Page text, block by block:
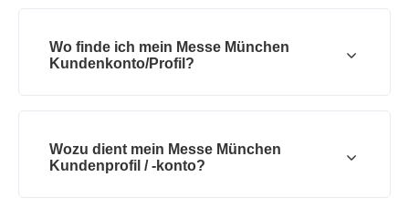
Wo finde ich mein Messe München
Kundenkonto/Profil?
Wozu dient mein Messe München
Kundenprofil / -konto?